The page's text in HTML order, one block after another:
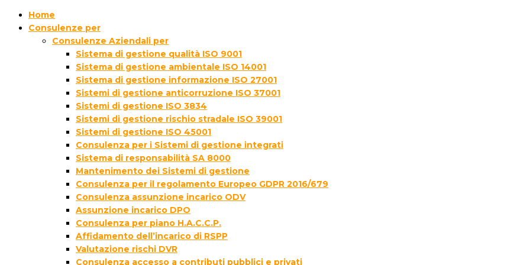
Home
Consulenze per
Consulenze Aziendali per
Sistema di gestione qualità ISO 9001
Sistema di gestione ambientale ISO 14001
Sistema di gestione informazione ISO 27001
Sistemi di gestione anticorruzione ISO 37001
Sistemi di gestione ISO 3834
Sistemi di gestione rischio stradale ISO 39001
Sistemi di gestione ISO 45001
Consulenza per i Sistemi di gestione integrati
Sistema di responsabilità SA 8000
Mantenimento dei Sistemi di gestione
Consulenza per il regolamento Europeo GDPR 2016/679
Consulenza assunzione incarico ODV
Assunzione incarico DPO
Consulenza per piano H.A.C.C.P.
Affidamento dell’incarico di RSPP
Valutazione rischi DVR
Consulenza accesso a contributi pubblici e privati